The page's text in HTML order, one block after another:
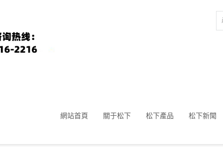
網站首頁 關于松下 松下產品 松下新聞